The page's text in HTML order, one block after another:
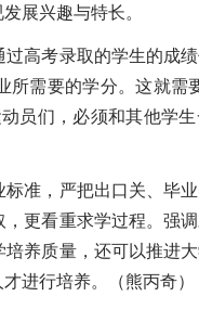
展兴趣与特长。
高考录取的学生的成
所需要的学分。这就需
员们，必须和其他学
准，严把出口关、毕业
更看重求学过程。强
养质量，还可以推进
进行培养。（熊丙奇）